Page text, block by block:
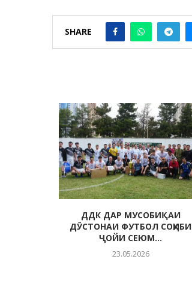
SHARE
ДДК ДАР МУСОБИҚАИ
ДӮСТОНАИ ФУТБОЛ СОҲИБИ
ҶОЙИ СЕЮМ...
23.05.2026